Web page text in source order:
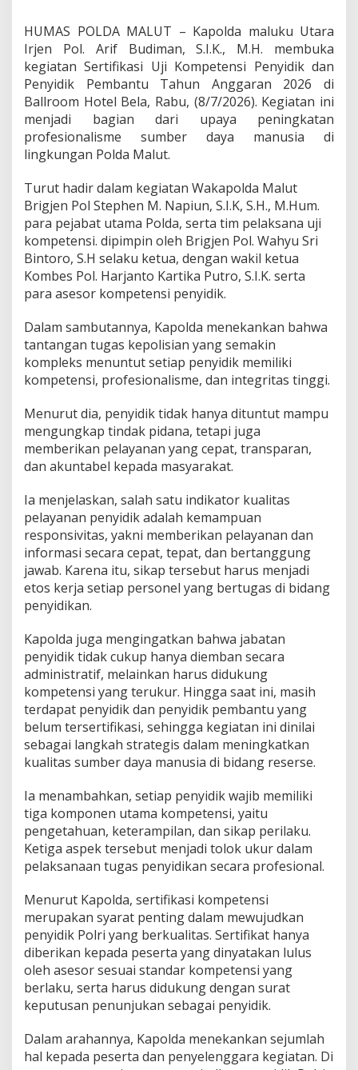
i
P
e
n
y
i
d
i
k
2
6
,
K
a
p
o
l
a
e
k
a
k
a
n
I
n
e
g
r
i
t
a
s
d
R
e
s
p
o
n
s
i
i
a
s
HUMAS POLDA MALUT – Kapolda maluku Utara
Irjen Pol. Arif Budiman, S.I.K., M.H. membuka
kegiatan Sertifikasi Uji Kompetensi Penyidik dan
Penyidik Pembantu Tahun Anggaran 2026 di
Ballroom Hotel Bela, Rabu, (8/7/2026). Kegiatan ini
menjadi bagian dari upaya peningkatan
profesionalisme sumber daya manusia di
lingkungan Polda Malut.
Turut hadir dalam kegiatan Wakapolda Malut
Brigjen Pol Stephen M. Napiun, S.I.K, S.H., M.Hum.
para pejabat utama Polda, serta tim pelaksana uji
kompetensi. dipimpin oleh Brigjen Pol. Wahyu Sri
Bintoro, S.H selaku ketua, dengan wakil ketua
Kombes Pol. Harjanto Kartika Putro, S.I.K. serta
para asesor kompetensi penyidik.
Dalam sambutannya, Kapolda menekankan bahwa
tantangan tugas kepolisian yang semakin
kompleks menuntut setiap penyidik memiliki
kompetensi, profesionalisme, dan integritas tinggi.
Menurut dia, penyidik tidak hanya dituntut mampu
mengungkap tindak pidana, tetapi juga
memberikan pelayanan yang cepat, transparan,
dan akuntabel kepada masyarakat.
Ia menjelaskan, salah satu indikator kualitas
pelayanan penyidik adalah kemampuan
responsivitas, yakni memberikan pelayanan dan
informasi secara cepat, tepat, dan bertanggung
jawab. Karena itu, sikap tersebut harus menjadi
etos kerja setiap personel yang bertugas di bidang
penyidikan.
Kapolda juga mengingatkan bahwa jabatan
penyidik tidak cukup hanya diemban secara
administratif, melainkan harus didukung
kompetensi yang terukur. Hingga saat ini, masih
terdapat penyidik dan penyidik pembantu yang
belum tersertifikasi, sehingga kegiatan ini dinilai
sebagai langkah strategis dalam meningkatkan
kualitas sumber daya manusia di bidang reserse.
Ia menambahkan, setiap penyidik wajib memiliki
tiga komponen utama kompetensi, yaitu
pengetahuan, keterampilan, dan sikap perilaku.
Ketiga aspek tersebut menjadi tolok ukur dalam
pelaksanaan tugas penyidikan secara profesional.
Menurut Kapolda, sertifikasi kompetensi
merupakan syarat penting dalam mewujudkan
penyidik Polri yang berkualitas. Sertifikat hanya
diberikan kepada peserta yang dinyatakan lulus
oleh asesor sesuai standar kompetensi yang
berlaku, serta harus didukung dengan surat
keputusan penunjukan sebagai penyidik.
Dalam arahannya, Kapolda menekankan sejumlah
hal kepada peserta dan penyelenggara kegiatan. Di